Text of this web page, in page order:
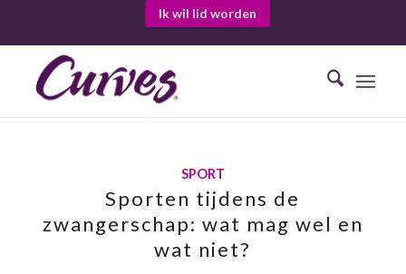
Ik wil lid worden
SPORT
Sporten tijdens de
zwangerschap: wat mag wel en
wat niet?